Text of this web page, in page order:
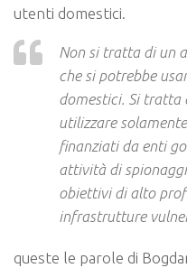
utenti domestici.
Non si tratta di un
che si potrebbe
domestici. Si tratta
utilizzare
finanziati da enti
attività di
obiettivi di alto
infrastrutture
queste le parole di